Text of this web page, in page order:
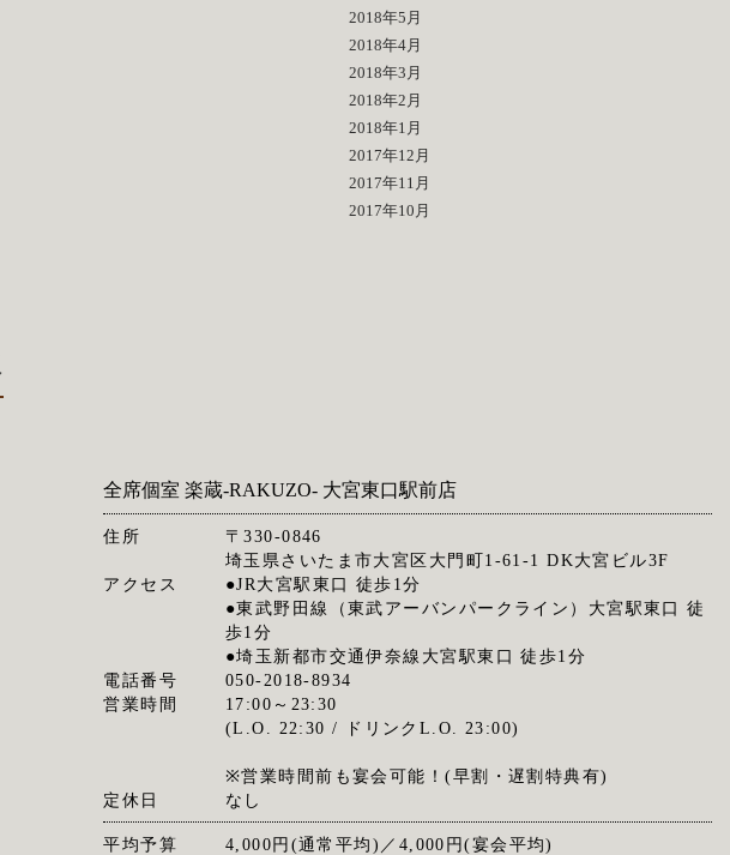
2018年5月
2018年4月
2018年3月
2018年2月
2018年1月
2017年12月
2017年11月
2017年10月
全席個室 楽蔵‐RAKUZO‐ 大宮東口駅前店
住所
〒330-0846
埼玉県さいたま市大宮区大門町1-61-1 DK大宮ビル3F
アクセス
●JR大宮駅東口 徒歩1分
●東武野田線（東武アーバンパークライン）大宮駅東口 徒
歩1分
●埼玉新都市交通伊奈線大宮駅東口 徒歩1分
電話番号
050-2018-8934
営業時間
17:00～23:30
(L.O. 22:30 / ドリンクL.O. 23:00)
※営業時間前も宴会可能！(早割・遅割特典有)
定休日
なし
平均予算 4,000円(通常平均)／4,000円(宴会平均)